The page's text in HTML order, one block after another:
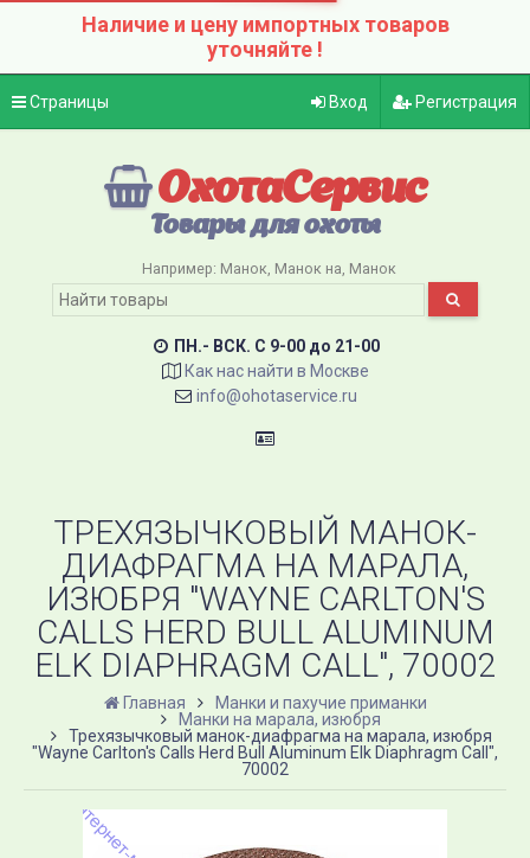
Наличие и цену импортных товаров
уточняйте !
Страницы Вход Регистрация
ОхотаСервис
Товары для охоты
Например: Манок Манок на Манок
ПН.- ВСК. C 9-00 до 21-00
Как нас найти в Москве
info@ohotaservice.ru
ТРЕХЯЗЫЧКОВЫЙ МАНОК-
ДИАФРАГМА НА МАРАЛА,
ИЗЮБРЯ "WAYNE CARLTON'S
CALLS HERD BULL ALUMINUM
ELK DIAPHRAGM CALL", 70002
Главная
Манки и пахучие приманки
Манки на марала, изюбря
Трехязычковый манок-диафрагма на марала, изюбря
"Wayne Carlton's Calls Herd Bull Aluminum Elk Diaphragm Call",
70002